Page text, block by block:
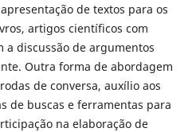
de textos para os
artigos científicos com
a discussão de argumentos
Outra forma de abordagem
de conversa, auxílio aos
de buscas e ferramentas para
na elaboração de